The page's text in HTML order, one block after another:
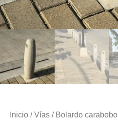
Inicio /Vías / Bolardo carabobo